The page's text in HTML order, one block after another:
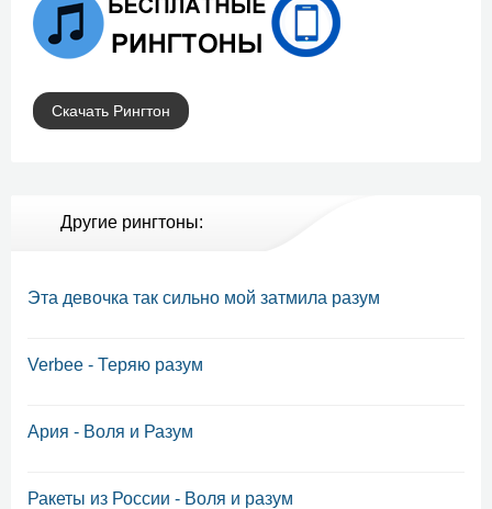
Скачать Рингтон
Другие рингтоны:
Эта девочка так сильно мой затмила разум
Verbee - Теряю разум
Ария - Воля и Разум
Ракеты из России - Воля и разум